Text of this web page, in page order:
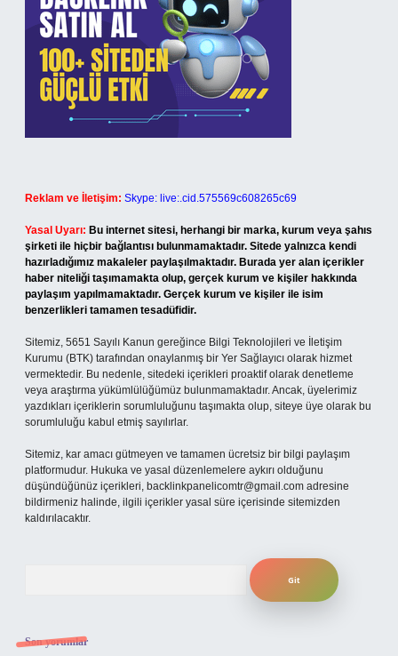
Reklam ve İletişim: Skype: live:.cid.575569c608265c69
Yasal Uyarı: Bu internet sitesi, herhangi bir marka, kurum veya şahıs
şirketi ile hiçbir bağlantısı bulunmamaktadır. Sitede yalnızca kendi
hazırladığımız makaleler paylaşılmaktadır. Burada yer alan içerikler
haber niteliği taşımamakta olup, gerçek kurum ve kişiler hakkında
paylaşım yapılmamaktadır. Gerçek kurum ve kişiler ile isim
benzerlikleri tamamen tesadüfidir.
Sitemiz, 5651 Sayılı Kanun gereğince Bilgi Teknolojileri ve İletişim
Kurumu (BTK) tarafından onaylanmış bir Yer Sağlayıcı olarak hizmet
vermektedir. Bu nedenle, sitedeki içerikleri proaktif olarak denetleme
veya araştırma yükümlülüğümüz bulunmamaktadır. Ancak, üyelerimiz
yazdıkları içeriklerin sorumluluğunu taşımakta olup, siteye üye olarak bu
sorumluluğu kabul etmiş sayılırlar.
Sitemiz, kar amacı gütmeyen ve tamamen ücretsiz bir bilgi paylaşım
platformudur. Hukuka ve yasal düzenlemelere aykırı olduğunu
düşündüğünüz içerikleri, backlinkpanelicomtr@gmail.com adresine
bildirmeniz halinde, ilgili içerikler yasal süre içerisinde sitemizden
kaldırılacaktır.
Son yorumlar